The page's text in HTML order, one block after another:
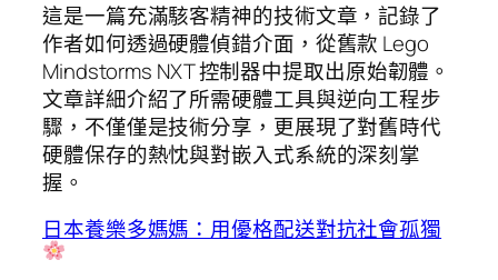
這是一篇充滿駭客精神的技術文章，記錄了
作者如何透過硬體偵錯介面，從舊款 Lego
Mindstorms NXT 控制器中提取出原始韌體。
文章詳細介紹了所需硬體工具與逆向工程步
驟，不僅僅是技術分享，更展現了對舊時代
硬體保存的熱忱與對嵌入式系統的深刻掌
握。
日本養樂多媽媽：用優格配送對抗社會孤獨